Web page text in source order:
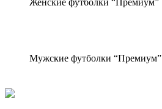
Женские футболки “Премиум”
Мужские футболки “Премиум”